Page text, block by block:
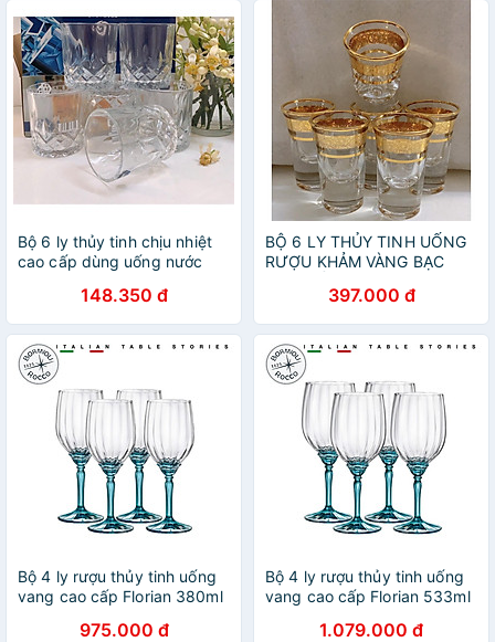
Bộ 6 ly thủy tinh chịu nhiệt
cao cấp dùng uống nước
148.350 đ
BỘ 6 LY THỦY TINH UỐNG
RƯỢU KHẢM VÀNG BẠC
ngẫu nhiên )397.000 đ
Bộ 4 ly rượu thủy tinh uống
vang cao cấp Florian 380ml
975.000 đ
Bộ 4 ly rượu thủy tinh uống
vang cao cấp Florian 533ml
1.079.000 đ